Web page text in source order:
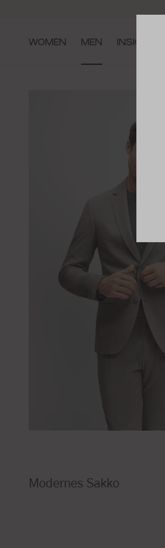
Zur Hauptnavigation springen
WOMEN MEN INSIGHTS
Modernes Sakko